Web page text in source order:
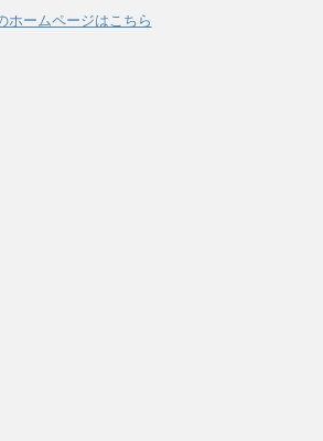
ホームページはこちら